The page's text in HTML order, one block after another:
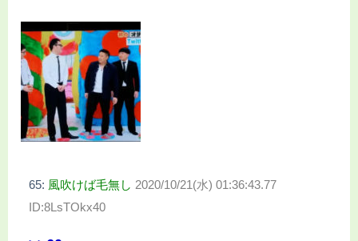
65: 風吹けば毛無し 2020/10/21(水) 01:36:43.77
ID:8LsTOkx40